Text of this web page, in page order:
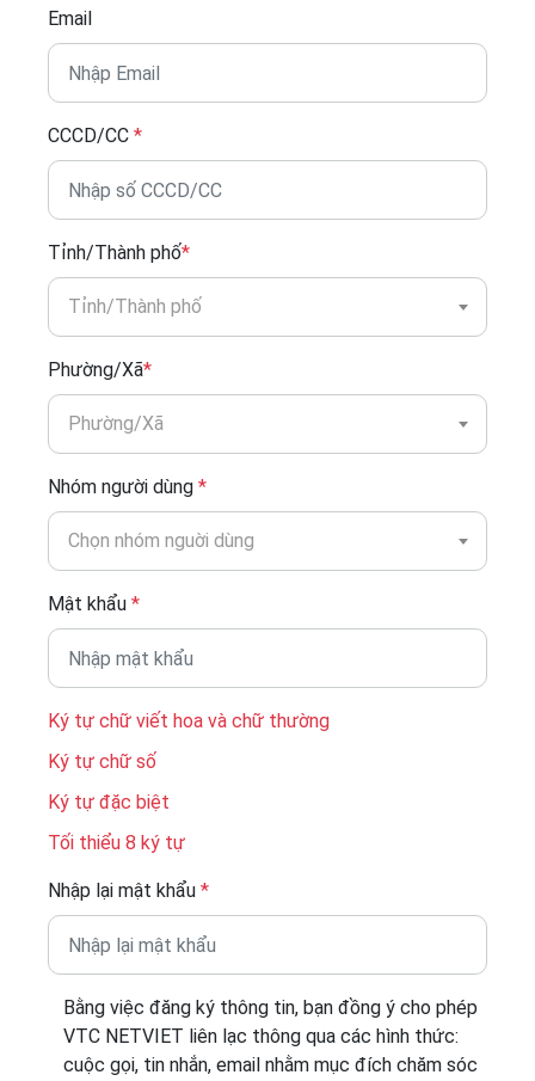
Email
CCCD/CC *
Tỉnh/Thành phố*
Tỉnh/Thành phố
Phường/Xã*
Phường/Xã
Nhóm người dùng *
Chọn nhóm nguời dùng
Mật khẩu *
Ký tự chữ viết hoa và chữ thường
Ký tự chữ số
Ký tự đặc biệt
Tối thiểu 8 ký tự
Nhập lại mật khẩu *
Bằng việc đăng ký thông tin, bạn đồng ý cho phép
VTC NETVIET liên lạc thông qua các hình thức:
cuộc gọi, tin nhắn, email nhằm mục đích chăm sóc